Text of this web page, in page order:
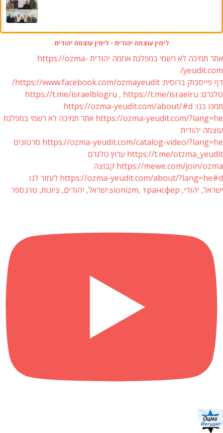
לימין עוצמה יהודית - לימין עוצמה יהודית
אתר תמיכה לא רשמי במפלגת אוזמה יהודית https://ozma-
yeudit.com/
דף פייסבוק ברוסית: https://www.facebook.com/ozmayeudit/
טלגרם: https://t.me/israelblogru , https://t.me/israelru
תמכו בנו: https://ozma-yeudit.com/about/#d
https://ozma-yeudit.com/?lang=he אתר תמיכה לא רשמי במפלגת
עוצמה יהודית
https://ozma-yeudit.com/catalog-video/?lang=he סרטונים
https://t.me/otzma_yeudit ערוץ טלגרם
https://mewe.com/join/ozma קבוצה
https://ozma-yeudit.com/about/?lang=he#d לעזור לנו
ישראל, יהודי, sionizm, трансфер.ישראל, יהודים, ציונות, טרנספר